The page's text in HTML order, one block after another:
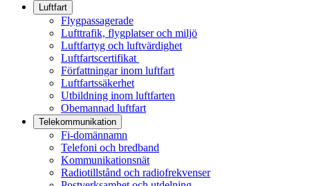
Luftfart
Flygpassagerade
Lufttrafik, flygplatser och miljö
Luftfartyg och luftvärdighet
Luftfartscertifikat
Författningar inom luftfart
Luftfartssäkerhet
Utbildning inom luftfarten
Obemannad luftfart
Telekommunikation
Fi-domännamn
Telefoni och bredband
Kommunikationsnät
Radiotillstånd och radiofrekvenser